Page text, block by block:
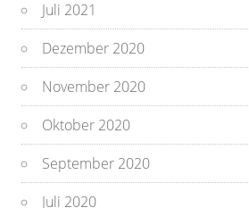
Juli 2021
Dezember 2020
November 2020
Oktober 2020
September 2020
Juli 2020